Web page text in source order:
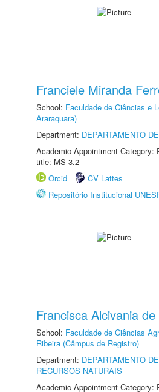
Franciele Miranda
School: Faculdade de Ciências e
Araraquara)
Department: DEPARTAMENTO
Academic Appointment Category:
title: MS-3.2
Orcid
CV Lattes
Repositório Institucional
Francisca Alcivania
School: Faculdade de Ciências
Ribeira (Câmpus de Registro)
Department: DEPARTAMENTO
RECURSOS NATURAIS
Academic Appointment Category: